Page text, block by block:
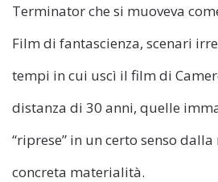
Terminator che si muoveva
Film di fantascienza, scenari
tempi in cui uscì il film di
distanza di 30 anni, quelle
“riprese” in un certo senso
concreta materialità.